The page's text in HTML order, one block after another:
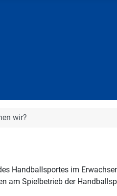
wir?
Handballsportes im
am Spielbetrieb der